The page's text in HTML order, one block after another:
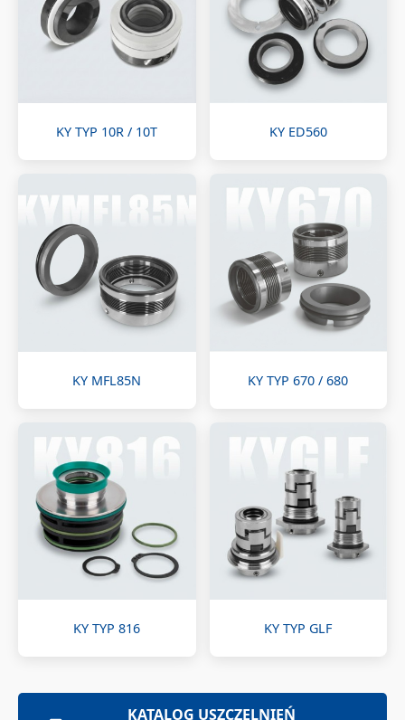
KY TYP 10R / 10T KY ED560
KY MFL85N KY TYP 670 / 680
KY TYP 816 KY TYP GLF
KATALOG USZCZELNIEŃ